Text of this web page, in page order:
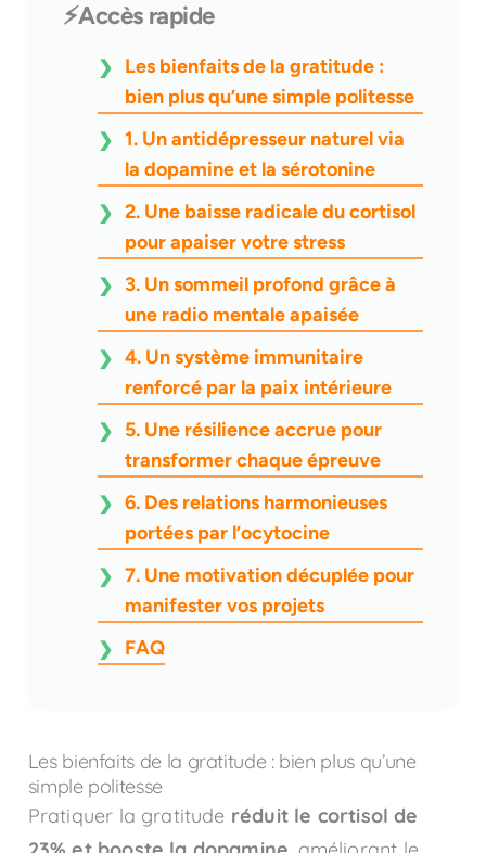
⚡Accès rapide
Les bienfaits de la gratitude :
bien plus qu’une simple politesse
1. Un antidépresseur naturel via
la dopamine et la sérotonine
2. Une baisse radicale du cortisol
pour apaiser votre stress
3. Un sommeil profond grâce à
une radio mentale apaisée
4. Un système immunitaire
renforcé par la paix intérieure
5. Une résilience accrue pour
transformer chaque épreuve
6. Des relations harmonieuses
portées par l’ocytocine
7. Une motivation décuplée pour
manifester vos projets
FAQ
Les bienfaits de la gratitude : bien plus qu’une
simple politesse
Pratiquer la gratitude réduit le cortisol de